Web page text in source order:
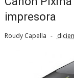
impresora
Roudy Capella